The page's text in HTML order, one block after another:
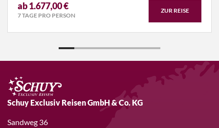
ab 1.677,00 €
7 TAGE PRO PERSON
ZUR REISE
Schuy Exclusiv Reisen GmbH & Co. KG
Sandweg 36